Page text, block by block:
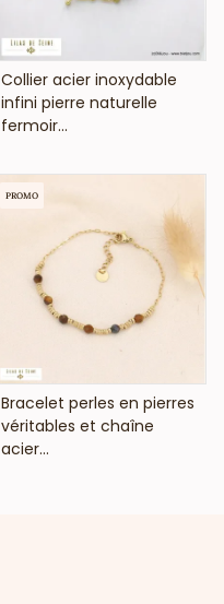
VOIR LE PRIX
Collier acier inoxydable
infini pierre naturelle
fermoir...
VOIR LE PRIX
Bracelet perles en pierres
véritables et chaîne
acier...
PROMO